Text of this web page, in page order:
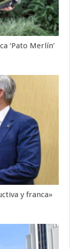
‘Pato Merlín’
y franca»